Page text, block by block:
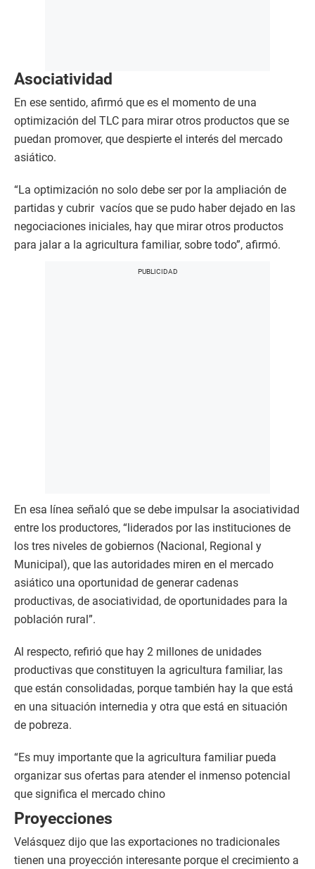
Asociatividad
En ese sentido, afirmó que es el momento de una
optimización del TLC para mirar otros productos que se
puedan promover, que despierte el interés del mercado
asiático.
“La optimización no solo debe ser por la ampliación de
partidas y cubrir vacíos que se pudo haber dejado en las
negociaciones iniciales, hay que mirar otros productos
para jalar a la agricultura familiar, sobre todo”, afirmó.
En esa línea señaló que se debe impulsar la asociatividad
entre los productores, “liderados por las instituciones de
los tres niveles de gobiernos (Nacional, Regional y
Municipal), que las autoridades miren en el mercado
asiático una oportunidad de generar cadenas
productivas, de asociatividad, de oportunidades para la
población rural”.
Al respecto, refirió que hay 2 millones de unidades
productivas que constituyen la agricultura familiar, las
que están consolidadas, porque también hay la que está
en una situación internedia y otra que está en situación
de pobreza.
“Es muy importante que la agricultura familiar pueda
organizar sus ofertas para atender el inmenso potencial
que significa el mercado chino
Proyecciones
Velásquez dijo que las exportaciones no tradicionales
tienen una proyección interesante porque el crecimiento a